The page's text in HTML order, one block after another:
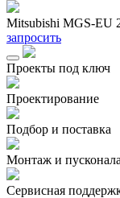
Mitsubishi MGS-EU
запросить
Проекты под ключ
Проектирование
Подбор и поставка
Монтаж и
Сервисная